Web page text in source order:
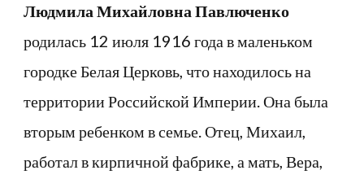
Людмила Михайловна Павлюченко
родилась 12 июля 1916 года в маленьком
городке Белая Церковь, что находилось на
территории Российской Империи. Она была
вторым ребенком в семье. Отец, Михаил,
работал в кирпичной фабрике, а мать, Вера,